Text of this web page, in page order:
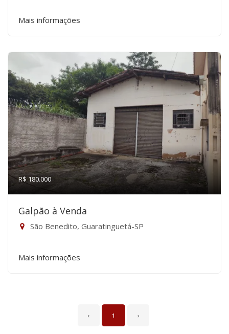
Mais informações
R$ 180.000
Galpão à Venda
São Benedito, Guaratinguetá-SP
Mais informações
‹ 1 ›